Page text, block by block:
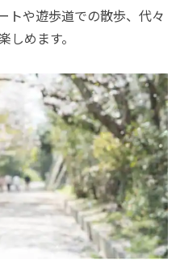
トや遊歩道での散歩、代々
めます。